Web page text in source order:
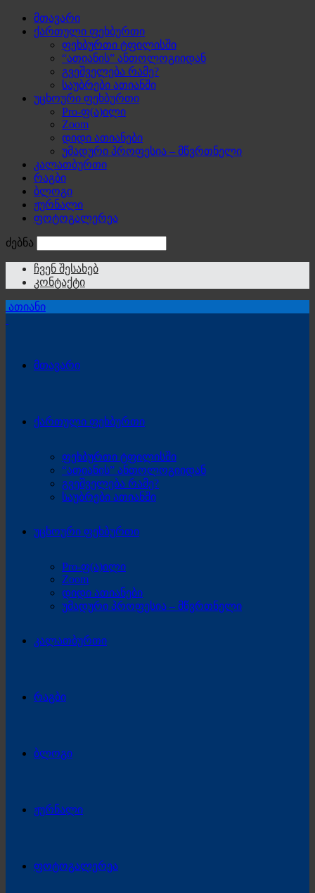
მთავარი
ქართული ფეხბურთი
ფეხბურთი ტფილისში
“ათიანის” ანთოლოგიიდან
გვეშველება რამე?
საუბრები ათიანში
უცხოური ფეხბურთი
Pro-ფ(ა)ილი
Zoom
დიდი ათიანები
უმადური პროფესია – მწვრთნელი
კალათბურთი
რაგბი
ბლოგი
ჟურნალი
ფოტოგალერეა
ძებნა
ჩვენ შესახებ
კონტაქტი
ათიანი
მთავარი
ქართული ფეხბურთი
ფეხბურთი ტფილისში
“ათიანის” ანთოლოგიიდან
გვეშველება რამე?
საუბრები ათიანში
უცხოური ფეხბურთი
Pro-ფ(ა)ილი
Zoom
დიდი ათიანები
უმადური პროფესია – მწვრთნელი
კალათბურთი
რაგბი
ბლოგი
ჟურნალი
ფოტოგალერეა